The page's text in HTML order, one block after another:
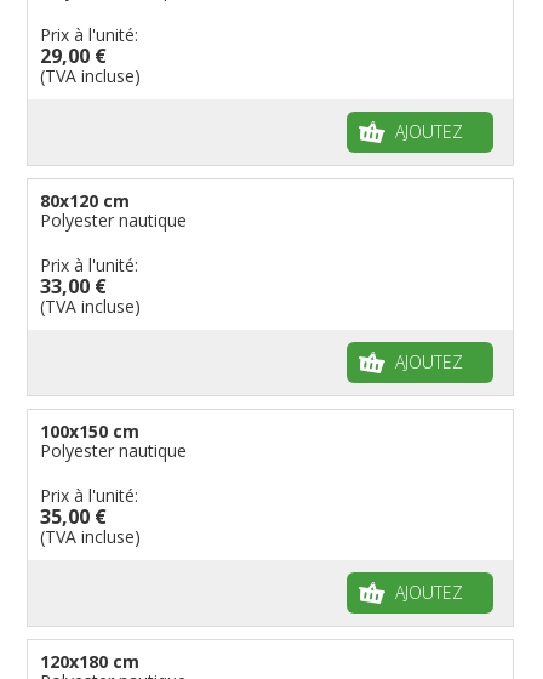
Prix à l'unité:
29,00 €
(TVA incluse)
AJOUTEZ
80x120 cm
Polyester nautique
Prix à l'unité:
33,00 €
(TVA incluse)
AJOUTEZ
100x150 cm
Polyester nautique
Prix à l'unité:
35,00 €
(TVA incluse)
AJOUTEZ
120x180 cm